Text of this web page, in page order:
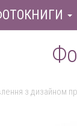
з дизайном